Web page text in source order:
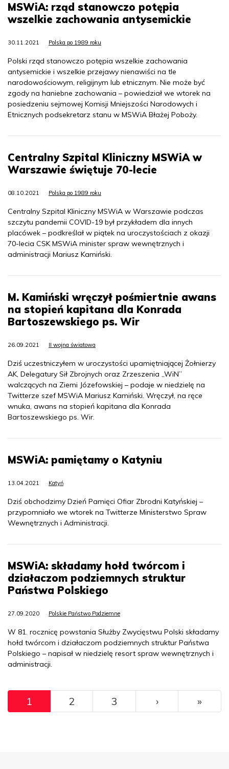
MSWiA: rząd stanowczo potępia
wszelkie zachowania antysemickie
30.11.2021 Polska po 1989 roku
Polski rząd stanowczo potępia wszelkie zachowania
antysemickie i wszelkie przejawy nienawiści na tle
narodowościowym, religijnym lub etnicznym. Nie może być
zgody na haniebne zachowania – powiedział we wtorek na
posiedzeniu sejmowej Komisji Mniejszości Narodowych i
Etnicznych podsekretarz stanu w MSWiA Błażej Poboży.
Centralny Szpital Kliniczny MSWiA w
Warszawie świętuje 70-lecie
08.10.2021 Polska po 1989 roku
Centralny Szpital Kliniczny MSWiA w Warszawie podczas
szczytu pandemii COVID-19 był przykładem dla innych
placówek – podkreślał w piątek na uroczystościach z okazji
70-lecia CSK MSWiA minister spraw wewnętrznych i
administracji Mariusz Kamiński.
M. Kamiński wręczył pośmiertnie awans
na stopień kapitana dla Konrada
Bartoszewskiego ps. Wir
26.09.2021 II wojna światowa
Dziś uczestniczyłem w uroczystości upamiętniającej Żołnierzy
AK, Delegatury Sił Zbrojnych oraz Zrzeszenia „WiN”
walczących na Ziemi Józefowskiej – podaje w niedzielę na
Twitterze szef MSWiA Mariusz Kamiński. Wręczył, na ręce
wnuka, awans na stopień kapitana dla Konrada
Bartoszewskiego ps. Wir.
MSWiA: pamiętamy o Katyniu
13.04.2021 Katyń
Dziś obchodzimy Dzień Pamięci Ofiar Zbrodni Katyńskiej –
przypomniało we wtorek na Twitterze Ministerstwo Spraw
Wewnętrznych i Administracji.
MSWiA: składamy hołd twórcom i
działaczom podziemnych struktur
Państwa Polskiego
27.09.2020 Polskie Państwo Podziemne
W 81. rocznicę powstania Służby Zwycięstwu Polski składamy
hołd twórcom i działaczom podziemnych struktur Państwa
Polskiego – napisał w niedzielę resort spraw wewnętrznych i
administracji.
Pagination
1 2 3 ››› »